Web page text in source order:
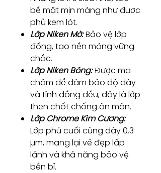
bề mặt mịn màng như được
phủ kem lót.
Lớp Niken Mờ:Bảo vệ lớp
đồng, tạo nền móng vững
chắc.
Lớp Niken Bóng:Được mạ
chậm để đảm bảo độ dày
và tính đồng đều, đây là lớp
then chốt chống ăn mòn.
Lớp Chrome Kim Cương:
Lớp phủ cuối cùng dày 0.3
µm, mang lại vẻ đẹp lấp
lánh và khả năng bảo vệ
bền bỉ.